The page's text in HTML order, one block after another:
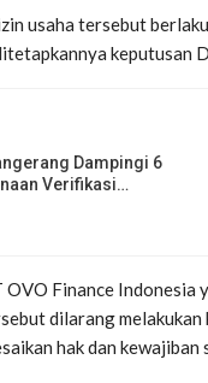
usaha tersebut
keputusan
Dampingi 6
Verifikasi…
Finance
dilarang
hak dan kewajiban